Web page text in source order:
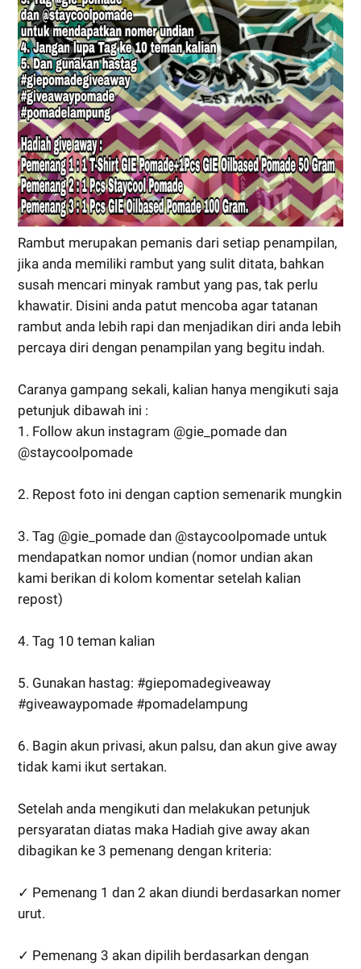
Rambut merupakan pemanis dari setiap penampilan,
jika anda memiliki rambut yang sulit ditata, bahkan
susah mencari minyak rambut yang pas, tak perlu
khawatir. Disini anda patut mencoba agar tatanan
rambut anda lebih rapi dan menjadikan diri anda lebih
percaya diri dengan penampilan yang begitu indah.
Caranya gampang sekali, kalian hanya mengikuti saja
petunjuk dibawah ini :
1. Follow akun instagram @gie_pomade dan
@staycoolpomade
2. Repost foto ini dengan caption semenarik mungkin
3. Tag @gie_pomade dan @staycoolpomade untuk
mendapatkan nomor undian (nomor undian akan
kami berikan di kolom komentar setelah kalian
repost)
4. Tag 10 teman kalian
5. Gunakan hastag: #giepomadegiveaway
#giveawaypomade #pomadelampung
6. Bagin akun privasi, akun palsu, dan akun give away
tidak kami ikut sertakan.
Setelah anda mengikuti dan melakukan petunjuk
persyaratan diatas maka Hadiah give away akan
dibagikan ke 3 pemenang dengan kriteria:
✓ Pemenang 1 dan 2 akan diundi berdasarkan nomer
urut.
✓ Pemenang 3 akan dipilih berdasarkan dengan